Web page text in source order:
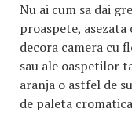
Nu ai cum sa dai
proaspete,
decora camera cu
sau ale oaspetilor
aranja o astfel de
de paleta